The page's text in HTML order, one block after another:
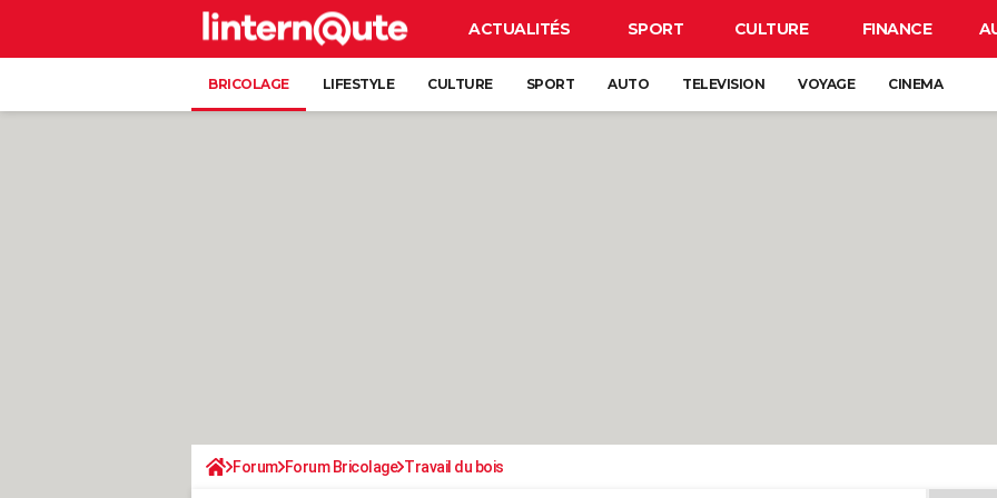
ACTUALITÉS SPORT CULTURE FINANCE
BRICOLAGE LIFESTYLE CULTURE SPORT AUTO TELEVISION VOYAGE CINEMA
Forum Forum Bricolage Travail du bois